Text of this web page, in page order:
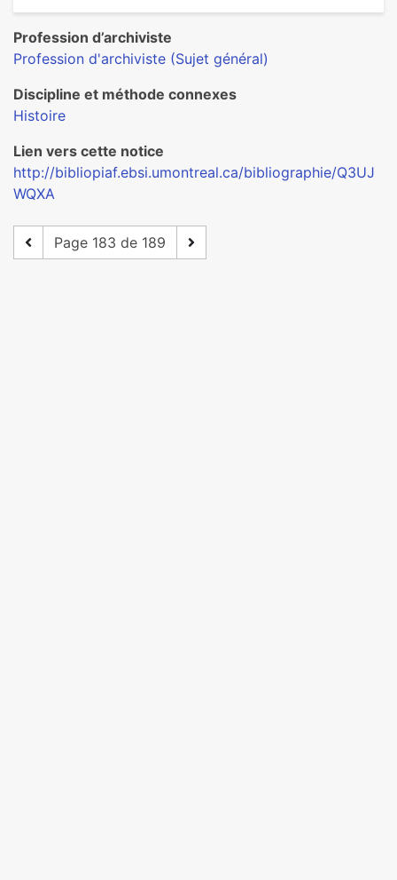
Profession d’archiviste
Profession d'archiviste (Sujet général)
Discipline et méthode connexes
Histoire
Lien vers cette notice
http://bibliopiaf.ebsi.umontreal.ca/bibliographie/Q3UJ
WQXA
Page 183 de 189